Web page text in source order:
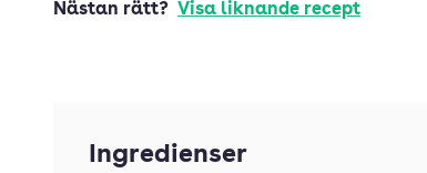
Nästan rätt? Visa liknande recept
Ingredienser